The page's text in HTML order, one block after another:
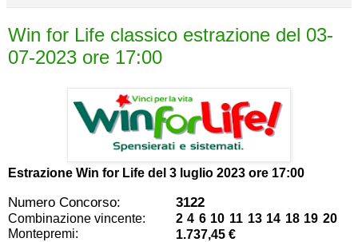
Win for Life classico estrazione del 03-
07-2023 ore 17:00
Estrazione Win for Life del 3 luglio 2023 ore 17:00
Numero Concorso: 3122
Combinazione vincente:
2 4 6 10 11 13 14 18 19 20
Montepremi:
1.737,45 €